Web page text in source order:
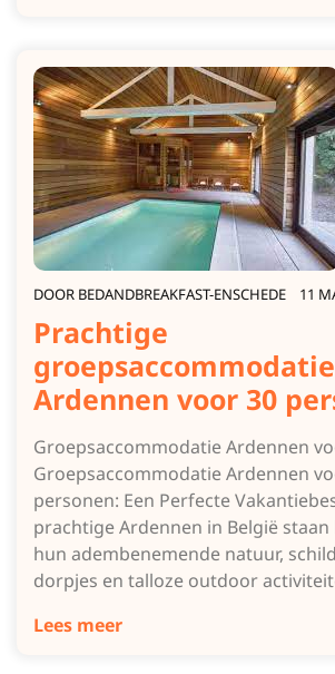
DOOR BEDANDBREAKFAST-ENSCHEDE 11
Prachtige
Ardennen voor 30
Groepsaccommodatie Ardennen
Groepsaccommodatie Ardennen
personen: Een Perfecte
prachtige Ardennen in België
hun adembenemende natuur,
dorpjes en talloze outdoor
Lees meer